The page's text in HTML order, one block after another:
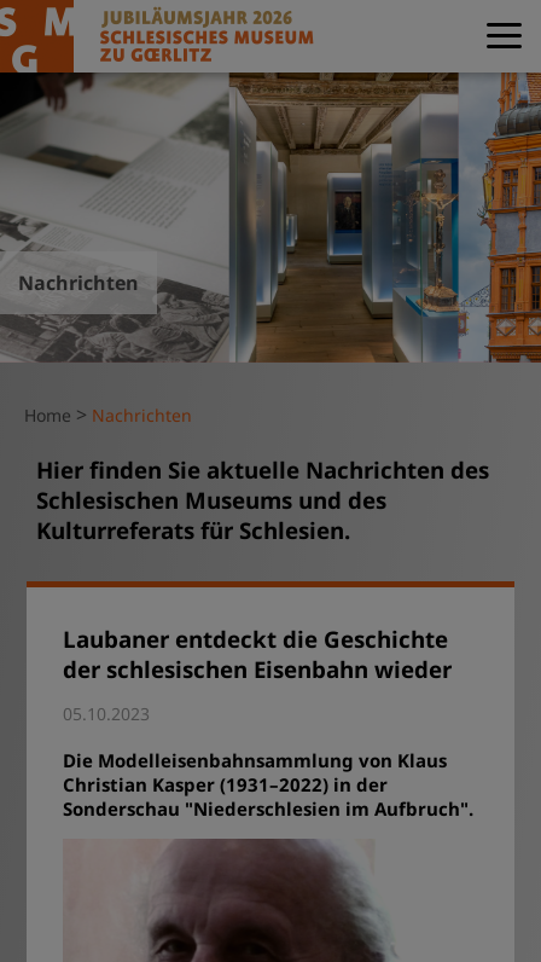
Nachrichten
Home > Nachrichten
Hier finden Sie aktuelle Nachrichten des
Schlesischen Museums und des
Kulturreferats für Schlesien.
Laubaner entdeckt die Geschichte
der schlesischen Eisenbahn wieder
05.10.2023
Die Modelleisenbahnsammlung von Klaus
Christian Kasper (1931–2022) in der
Sonderschau "Niederschlesien im Aufbruch".